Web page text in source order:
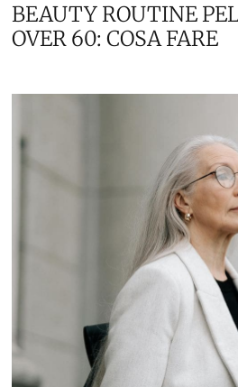
BEAUTY ROUTINE
OVER 60: COSA FARE